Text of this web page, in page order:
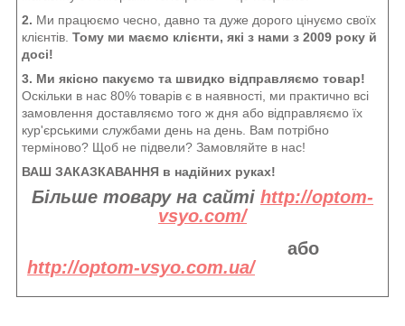
2. Ми працюємо чесно, давно та дуже дорого цінуємо своїх
клієнтів. Тому ми маємо клієнти, які з нами з 2009 року й
досі!
3. Ми якісно пакуємо та швидко відправляємо товар!
Оскільки в нас 80% товарів є в наявності, ми практично всі
замовлення доставляємо того ж дня або відправляємо їх
кур'єрськими службами день на день. Вам потрібно
терміново? Щоб не підвели? Замовляйте в нас!
ВАШ ЗАКАЗКАВАННЯ в надійних руках!
Більше товару на сайті http://optom-
vsyo.com/
або
http://optom-vsyo.com.ua/